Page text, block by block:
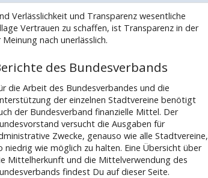
Verlässlichkeit und Transparenz wesentliche
Vertrauen zu schaffen, ist Transparenz in der
nach unerlässlich.
des Bundesverbands
die Arbeit des Bundesverbandes und die
der einzelnen Stadtvereine benötigt
der Bundesverband finanzielle Mittel. Der
versucht die Ausgaben für
Zwecke, genauso wie alle Stadtvereine,
niedrig wie möglich zu halten. Eine Übersicht über
Mittelherkunft und die Mittelverwendung des
findest Du auf dieser Seite.